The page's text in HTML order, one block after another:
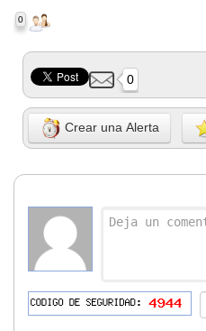
0
0
Crear una Alerta